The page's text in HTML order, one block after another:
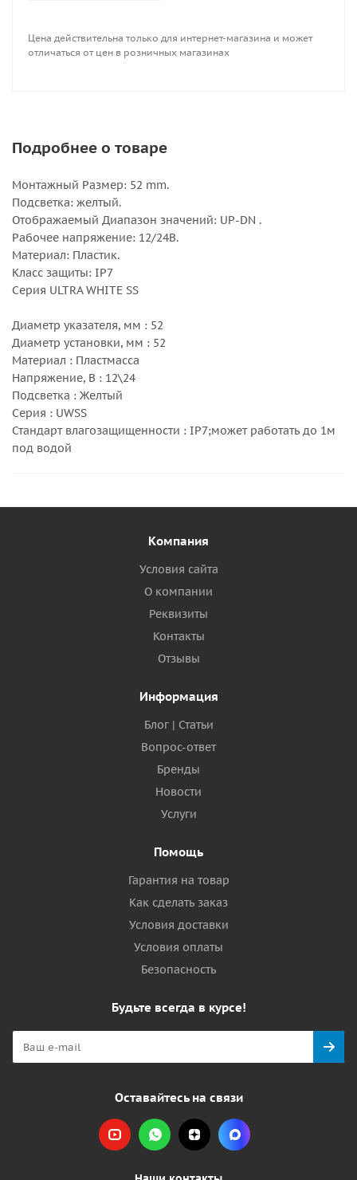
Цена действительна только для интернет-магазина и может
отличаться от цен в розничных магазинах
Подробнее о товаре
Монтажный Размер: 52 mm.
Подсветка: желтый.
Отображаемый Диапазон значений: UP-DN .
Рабочее напряжение: 12/24В.
Материал: Пластик.
Класс защиты: IP7
Серия ULTRA WHITE SS
Диаметр указателя, мм : 52
Диаметр установки, мм : 52
Материал : Пластмасса
Напряжение, В : 12\24
Подсветка : Желтый
Серия : UWSS
Стандарт влагозащищенности : IP7;может работать до 1м
под водой
Компания
Условия сайта
О компании
Реквизиты
Контакты
Отзывы
Информация
Блог | Статьи
Вопрос-ответ
Бренды
Новости
Услуги
Помощь
Гарантия на товар
Как сделать заказ
Условия доставки
Условия оплаты
Безопасность
Будьте всегда в курсе!
Оставайтесь на связи